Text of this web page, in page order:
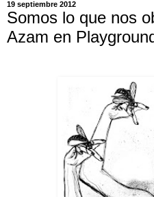
19 septiembre 2012
Somos lo que nos
Azam en